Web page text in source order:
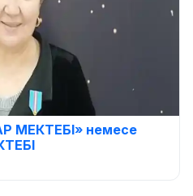
МЕКТЕБІ» немесе